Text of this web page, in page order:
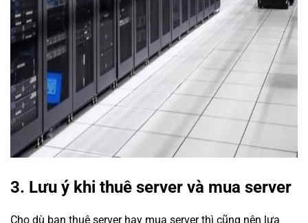
3. Lưu ý khi thuê server và mua server
Cho dù bạn thuê server hay mua server thì cũng nên lựa